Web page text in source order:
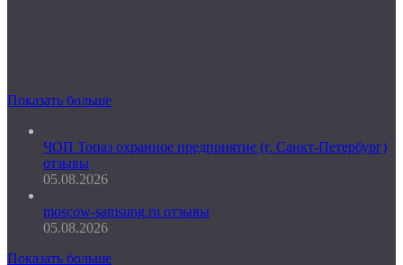
Показать больше
ЧОП Топаз охранное предприятие (г. Санкт-Петербург)
отзывы
05.08.2026
moscow-samsung.ru отзывы
05.08.2026
Показать больше